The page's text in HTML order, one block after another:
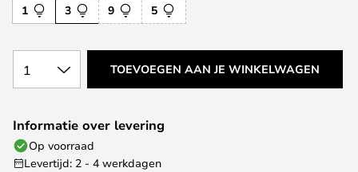
1
3 9 5
1 TOEVOEGEN AAN JE WINKELWAGEN
Informatie over levering
Op voorraad
Levertijd: 2 - 4 werkdagen